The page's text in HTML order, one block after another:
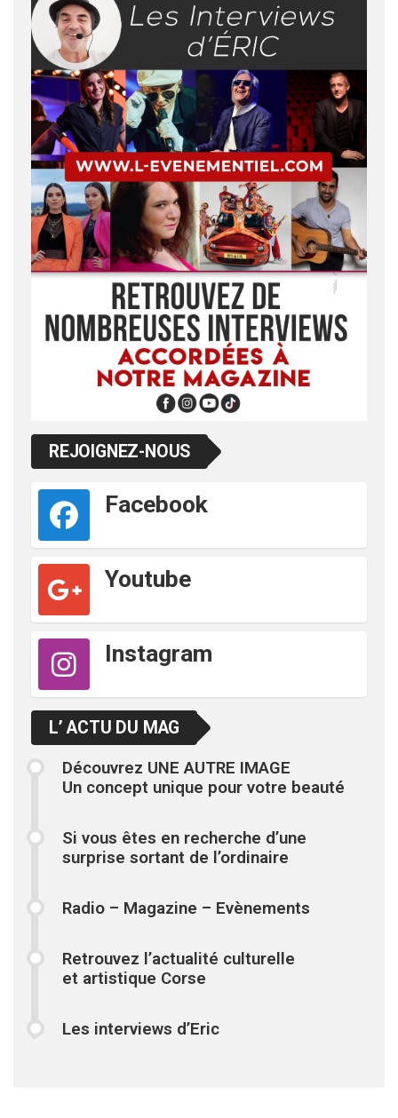
REJOIGNEZ-NOUS
Facebook
Youtube
Instagram
L’ ACTU DU MAG
Découvrez UNE AUTRE IMAGE
Un concept unique pour votre beauté
Si vous êtes en recherche d’une
surprise sortant de l’ordinaire
Radio – Magazine – Evènements
Retrouvez l’actualité culturelle
et artistique Corse
Les interviews d’Eric